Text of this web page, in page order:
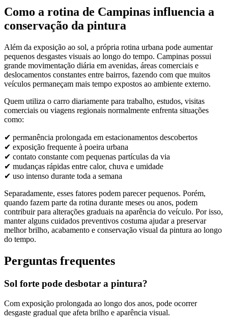
Como a rotina de Campinas influencia a
conservação da pintura
Além da exposição ao sol, a própria rotina urbana pode aumentar
pequenos desgastes visuais ao longo do tempo. Campinas possui
grande movimentação diária em avenidas, áreas comerciais e
deslocamentos constantes entre bairros, fazendo com que muitos
veículos permaneçam mais tempo expostos ao ambiente externo.
Quem utiliza o carro diariamente para trabalho, estudos, visitas
comerciais ou viagens regionais normalmente enfrenta situações
como:
✔ permanência prolongada em estacionamentos descobertos
✔ exposição frequente à poeira urbana
✔ contato constante com pequenas partículas da via
✔ mudanças rápidas entre calor, chuva e umidade
✔ uso intenso durante toda a semana
Separadamente, esses fatores podem parecer pequenos. Porém,
quando fazem parte da rotina durante meses ou anos, podem
contribuir para alterações graduais na aparência do veículo. Por isso,
manter alguns cuidados preventivos costuma ajudar a preservar
melhor brilho, acabamento e conservação visual da pintura ao longo
do tempo.
Perguntas frequentes
Sol forte pode desbotar a pintura?
Com exposição prolongada ao longo dos anos, pode ocorrer
desgaste gradual que afeta brilho e aparência visual.